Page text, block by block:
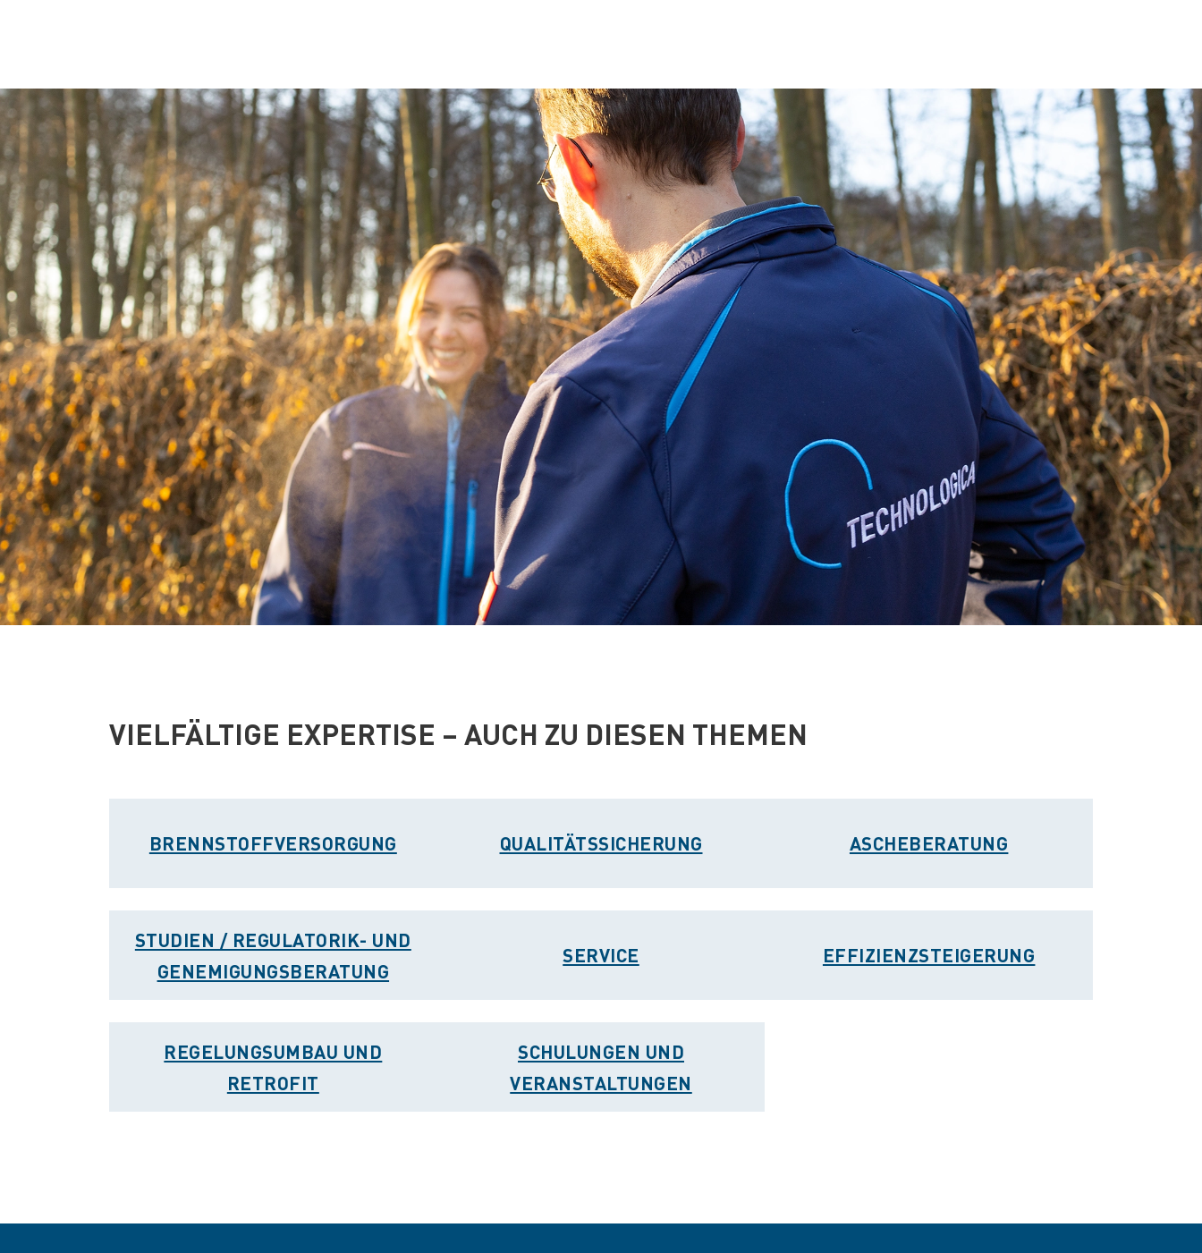
VIELFÄLTIGE EXPERTISE – AUCH ZU DIESEN THEMEN
BRENNSTOFFVERSORGUNG QUALITÄTSSICHERUNG ASCHEBERATUNG
STUDIEN / REGULATORIK- UND
GENEMIGUNGSBERATUNG
SERVICE EFFIZIENZSTEIGERUNG
REGELUNGSUMBAU UND
RETROFIT
SCHULUNGEN UND
VERANSTALTUNGEN